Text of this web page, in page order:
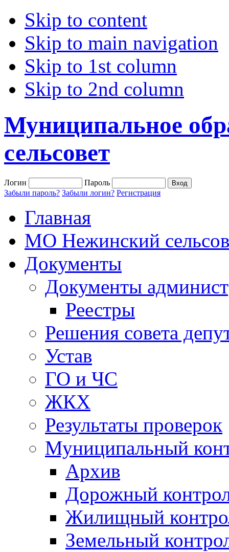
Skip to content
Skip to main navigation
Skip to 1st column
Skip to 2nd column
Муниципальное
сельсовет
Логин
Пароль
Забыли пароль? Забыли логин? Регистрация
Главная
МО Нежинский
Документы
Документы
Реестры
Решения совета
Устав
ГО и ЧС
ЖКХ
Результаты проверок
Муниципальный
Архив
Дорожный
Жилищный
Земельный